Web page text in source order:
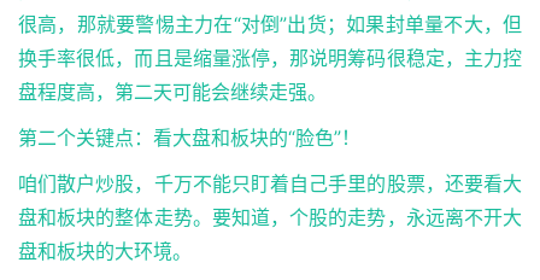
很高，那就要警惕主力在“对倒”出货；如果封单量不大，但
换手率很低，而且是缩量涨停，那说明筹码很稳定，主力控
盘程度高，第二天可能会继续走强。
第二个关键点：看大盘和板块的“脸色”！
咱们散户炒股，千万不能只盯着自己手里的股票，还要看大
盘和板块的整体走势。要知道，个股的走势，永远离不开大
盘和板块的大环境。